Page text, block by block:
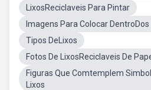
LixosReciclaveis Para Pintar
Imagens Para Colocar DentroDos
Tipos DeLixos
Fotos De LixosReciclaveis De
Figuras Que Comtemplem
Lixos